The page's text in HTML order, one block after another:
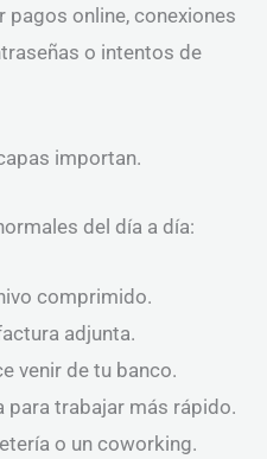
pagos online, conexiones
o intentos de
importan.
del día a día:
comprimido.
adjunta.
venir de tu banco.
para trabajar más rápido.
o un coworking.